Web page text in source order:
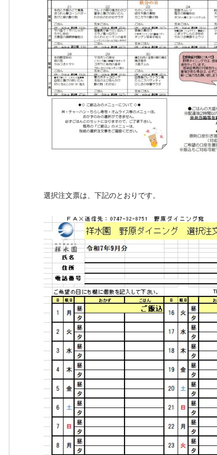
選択注文票は、下記のとおりです。